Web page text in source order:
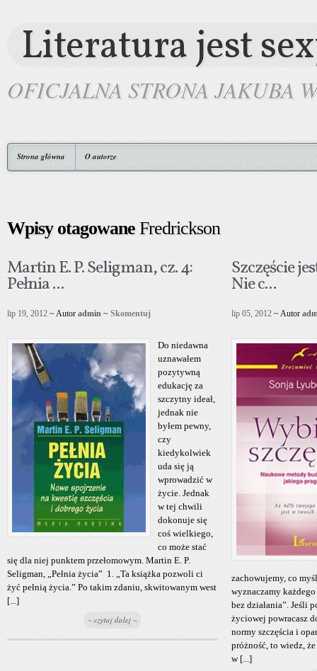
Literatura jest
OFICJALNA STRONA JAKUBA
Strona główna O autorze
Wpisy otagowaneFredrickson
Martin E. P. Seligman, cz. 4:
Pełnia ...
lip 19, 2012 ~ Autor admin ~ Skomentuj
Do niedawna
uznawałem
pozytywną
edukację za
szczytny ideał,
jednak nie
byłem pewny,
czy
kiedykolwiek
uda się ją
wprowadzić w
życie. Jednak
w tej chwili
dokonuje się
coś wielkiego,
co może stać
się dla niej punktem przełomowym. Martin E. P.
Seligman, „Pełnia życia” 1. „Ta książka pozwoli ci
żyć pełnią życia.” Po takim zdaniu, skwitowanym west
[...]
~ czytaj dalej ~
Szczęście
Nie c...
lip 05, 2012 ~ Autor
zachowujemy, co
wyznaczamy
bez działania”. Jeśli
życiowej powracasz
normy szczęścia i
próżność, to wiedz,
w [...]